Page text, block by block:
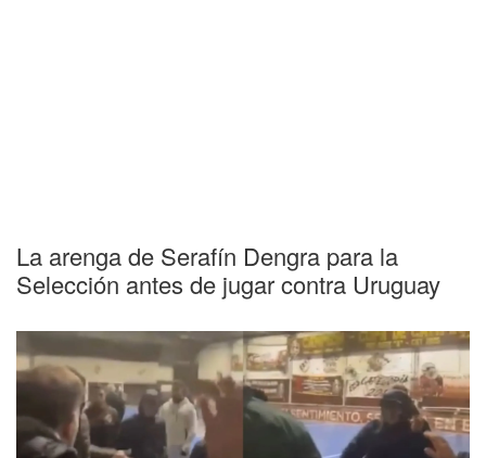
La arenga de Serafín Dengra para la
Selección antes de jugar contra Uruguay